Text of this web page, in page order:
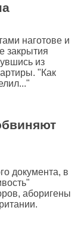
наготове и
закрытия
из
"Как
документа, в
аборигены